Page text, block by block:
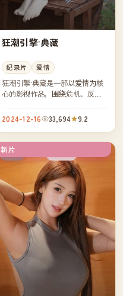
狂潮引擎·典藏
纪录片 爱情
狂潮引擎·典藏是一部以爱情为核
心的影视作品，围绕危机、反转
凑，值得推荐观看。
2024-12-16 33,694 9.2
新片
中国